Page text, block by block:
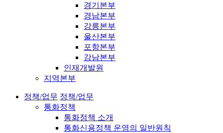
경기본부
경남본부
강릉본부
울산본부
포항본부
강남본부
인재개발원
지역본부
정책/업무 정책/업무
통화정책
통화정책 소개
통화신용정책 운영의 일반원칙